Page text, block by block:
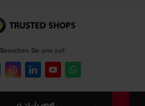
Besuchen Sie uns auf: